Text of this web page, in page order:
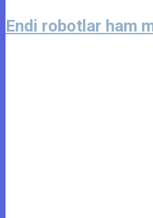
Endi robotlar ham